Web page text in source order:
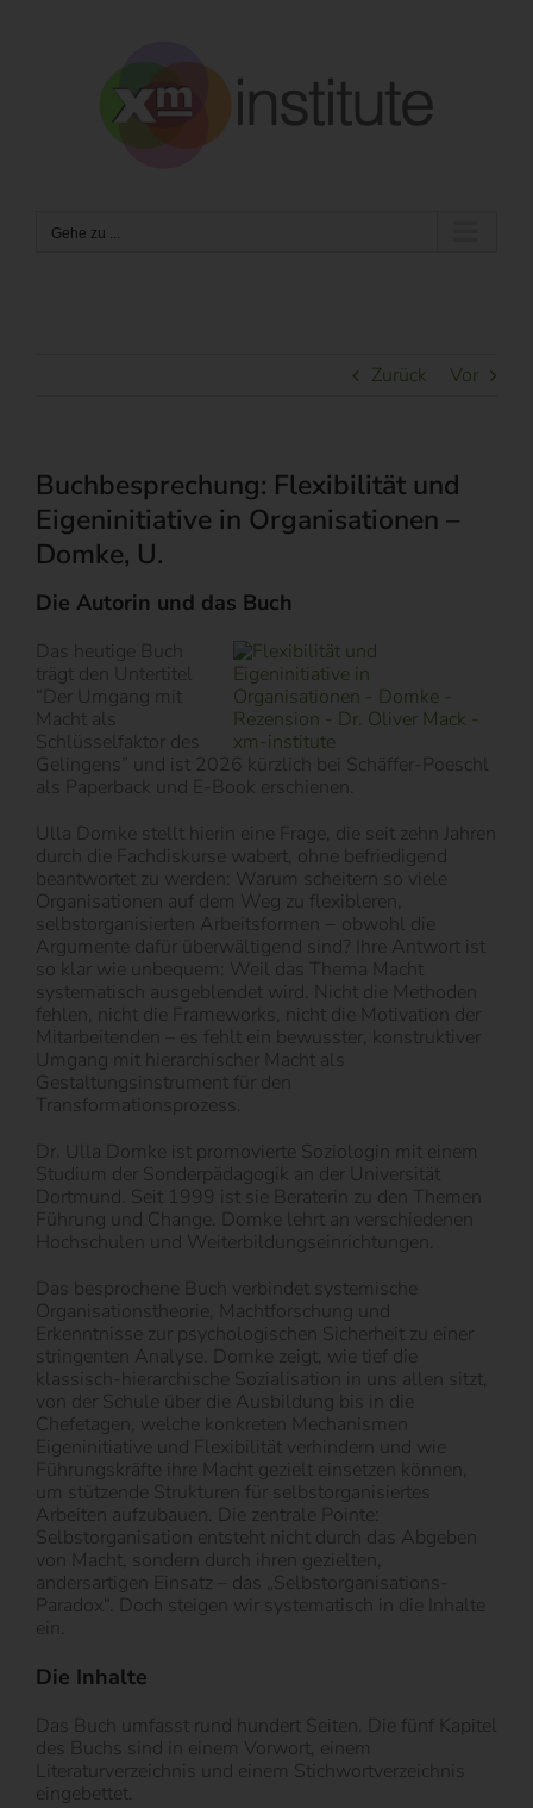
Gehe zu ...
Zurück Vor
Buchbesprechung: Flexibilität und
Eigeninitiative in Organisationen –
Domke, U.
Die Autorin und das Buch
Das heutige Buch
trägt den Untertitel
“Der Umgang mit
Macht als
Schlüsselfaktor des
Gelingens” und ist 2026 kürzlich bei Schäffer-Poeschl
als Paperback und E-Book erschienen.
Ulla Domke stellt hierin eine Frage, die seit zehn Jahren
durch die Fachdiskurse wabert, ohne befriedigend
beantwortet zu werden: Warum scheitern so viele
Organisationen auf dem Weg zu flexibleren,
selbstorganisierten Arbeitsformen − obwohl die
Argumente dafür überwältigend sind? Ihre Antwort ist
so klar wie unbequem: Weil das Thema Macht
systematisch ausgeblendet wird. Nicht die Methoden
fehlen, nicht die Frameworks, nicht die Motivation der
Mitarbeitenden – es fehlt ein bewusster, konstruktiver
Umgang mit hierarchischer Macht als
Gestaltungsinstrument für den
Transformationsprozess.
Dr. Ulla Domke ist promovierte Soziologin mit einem
Studium der Sonderpädagogik an der Universität
Dortmund. Seit 1999 ist sie Beraterin zu den Themen
Führung und Change. Domke lehrt an verschiedenen
Hochschulen und Weiterbildungseinrichtungen.
Das besprochene Buch verbindet systemische
Organisationstheorie, Machtforschung und
Erkenntnisse zur psychologischen Sicherheit zu einer
stringenten Analyse. Domke zeigt, wie tief die
klassisch-hierarchische Sozialisation in uns allen sitzt,
von der Schule über die Ausbildung bis in die
Chefetagen, welche konkreten Mechanismen
Eigeninitiative und Flexibilität verhindern und wie
Führungskräfte ihre Macht gezielt einsetzen können,
um stützende Strukturen für selbstorganisiertes
Arbeiten aufzubauen. Die zentrale Pointe:
Selbstorganisation entsteht nicht durch das Abgeben
von Macht, sondern durch ihren gezielten,
andersartigen Einsatz – das „Selbstorganisations-
Paradox“. Doch steigen wir systematisch in die Inhalte
ein.
Die Inhalte
Das Buch umfasst rund hundert Seiten. Die fünf Kapitel
des Buchs sind in einem Vorwort, einem
Literaturverzeichnis und einem Stichwortverzeichnis
eingebettet.